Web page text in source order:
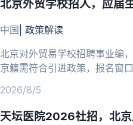
北京外贸学校招人，应届
中国 政策解读
北京对外贸易学校招聘事业编
京籍需符合引进政策，报名窗口
2026/8/5
天坛医院2026社招，北